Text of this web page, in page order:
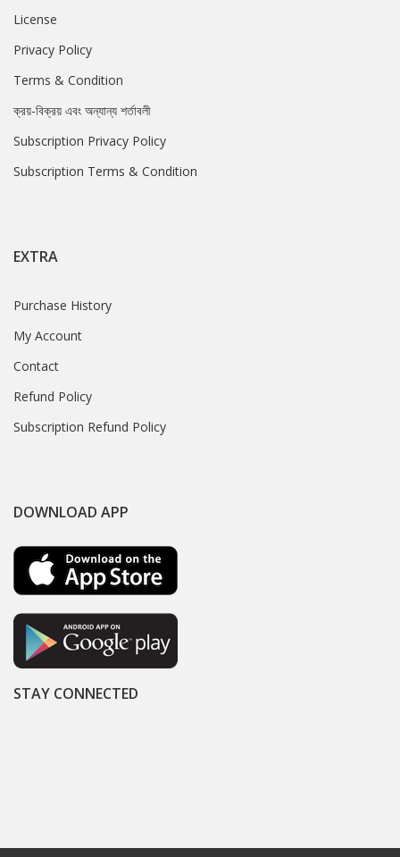
License
Privacy Policy
Terms & Condition
ক্রয়-বিক্রয় এবং অন্যান্য শর্তাবলী
Subscription Privacy Policy
Subscription Terms & Condition
EXTRA
Purchase History
My Account
Contact
Refund Policy
Subscription Refund Policy
DOWNLOAD APP
STAY CONNECTED